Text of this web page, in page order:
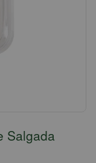
Salgada